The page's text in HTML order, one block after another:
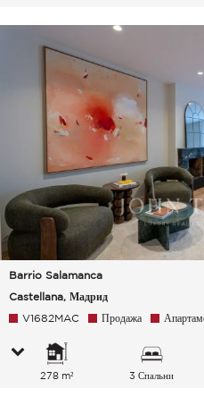
Barrio Salamanca
Castellana, Мадрид
V1682MAC Продажа
278 m² 3 Спальни